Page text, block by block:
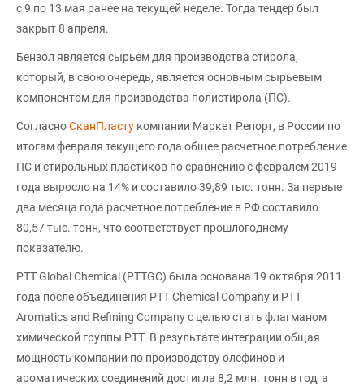
с 9 по 13 мая ранее на текущей неделе. Тогда тендер был
закрыт 8 апреля.
Бензол является сырьем для производства стирола,
который, в свою очередь, является основным сырьевым
компонентом для производства полистирола (ПС).
СогласноСканПласту компании Маркет Репорт, в России по
итогам февраля текущего года общее расчетное потребление
ПС и стирольных пластиков по сравнению с февралем 2019
года выросло на 14% и составило 39,89 тыс. тонн. За первые
два месяца года расчетное потребление в РФ составило
80,57 тыс. тонн, что соответствует прошлогоднему
показателю.
PTT Global Chemical (PTTGC) была основана 19 октября 2011
года после объединения PTT Chemical Company и PTT
Aromatics and Refining Company с целью стать флагманом
химической группы PTT. В результате интеграции общая
мощность компании по производству олефинов и
ароматических соединений достигла 8,2 млн. тонн в год, а